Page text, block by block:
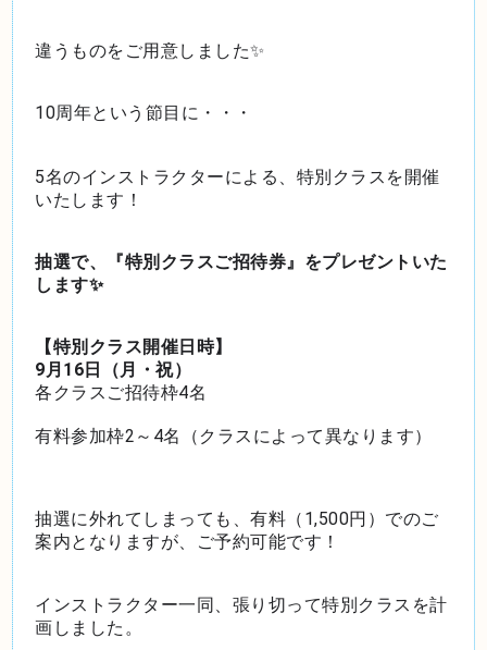
違うものをご用意しました✨
10周年という節目に・・・
5名のインストラクターによる、特別クラスを開催
いたします！
抽選で、『特別クラスご招待券』をプレゼントいた
します✨
【特別クラス開催日時】
9月16日（月・祝）
各クラスご招待枠4名
有料参加枠2～4名（クラスによって異なります）
抽選に外れてしまっても、有料（1,500円）でのご
案内となりますが、ご予約可能です！
インストラクター一同、張り切って特別クラスを計
画しました。